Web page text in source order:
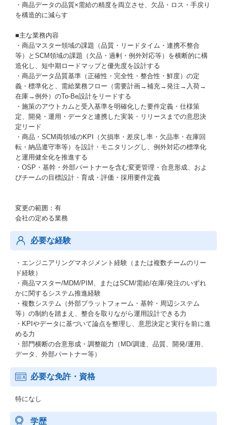
・商品データの品質×需給の精度を両立させ、欠品・ロス・手戻り
を構造的に減らす
■主な業務内容
・商品マスター領域の課題（品質・リードタイム・連携不整合
等）とSCM領域の課題（欠品・過剰・例外対応等）を横断的に構
造化し、短中期ロードマップと優先度を設計する
・商品データ品質基準（正確性・完全性・整合性・鮮度）の定
義・標準化と、需給業務フロー（需要計画→補充→発注→入荷→
在庫→例外）のTo-Be設計をリードする
・施策のアウトカムと受入基準を明確化した要件定義・仕様策
定、開発・運用・データと連携した実装・リリースまでの意思決
定リード
・商品・SCM両領域のKPI（欠損率・差戻し率・欠品率・在庫回
転・納品遵守率等）を設計・モニタリングし、例外対応の標準化
と運用健全化を推進する
・OSP・基幹・外部パートナーを含む変更管理・合意形成、およ
びチームの目標設計・育成・評価・採用要件定義
変更の範囲：有
会社の定める業務
必要な経験
・エンジニアリングマネジメント経験（または複数チームのリー
ド経験）
・商品マスター/MDM/PIM、またはSCM/需給/在庫/発注のいずれ
かに関するシステム推進経験
・複数システム（外部プラットフォーム・基幹・周辺システム
等）の制約を踏まえ、整合を取りながら運用設計できる力
・KPIやデータに基づいて論点を整理し、意思決定と実行を前に進
める力
・部門横断の合意形成・調整能力（MD/調達、品質、開発/運用、
データ、外部パートナー等）
必要な免許・資格
特になし
学歴